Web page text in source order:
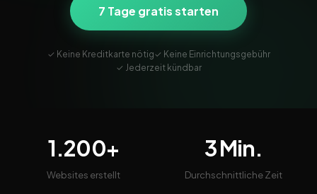
7 Tage gratis starten
✓ Keine Kreditkarte nötig✓ Keine Einrichtungsgebühr
✓ Jederzeit kündbar
1.200+
Websites erstellt
3 Min.
Durchschnittliche Zeit